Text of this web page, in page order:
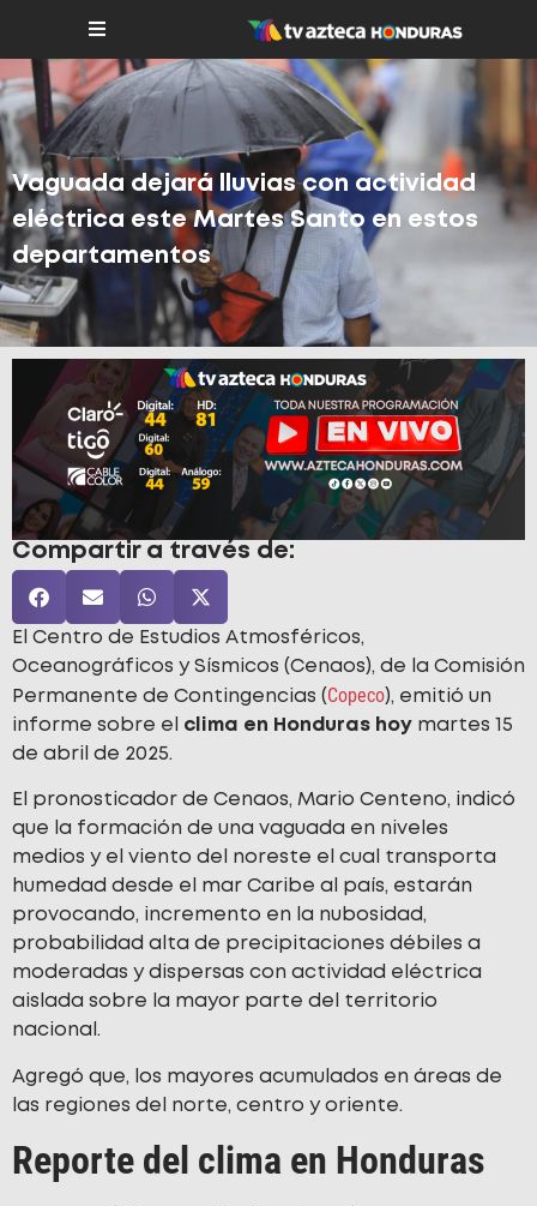
Vaguada dejará lluvias con actividad
eléctrica este Martes Santo en estos
departamentos
Compartir a través de:
El Centro de Estudios Atmosféricos,
Oceanográficos y Sísmicos (Cenaos), de la Comisión
Permanente de Contingencias ( Copeco), emitió un
informe sobre el
clima en Honduras hoy martes 15
de abril de 2025.
El pronosticador de Cenaos, Mario Centeno, indicó
que la formación de una vaguada en niveles
medios y el viento del noreste el cual transporta
humedad desde el mar Caribe al país, estarán
provocando, incremento en la nubosidad,
probabilidad alta de precipitaciones débiles a
moderadas y dispersas con actividad eléctrica
aislada sobre la mayor parte del territorio
nacional.
Agregó que, los mayores acumulados en áreas de
las regiones del norte, centro y oriente.
Reporte del clima en Honduras